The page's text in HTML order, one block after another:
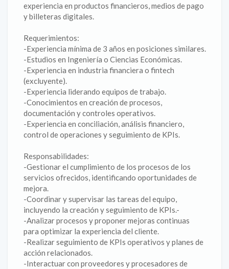
experiencia en productos financieros, medios de pago
y billeteras digitales.
Requerimientos:
-Experiencia mínima de 3 años en posiciones similares.
-Estudios en Ingeniería o Ciencias Económicas.
-Experiencia en industria financiera o fintech
(excluyente).
-Experiencia liderando equipos de trabajo.
-Conocimientos en creación de procesos,
documentación y controles operativos.
-Experiencia en conciliación, análisis financiero,
control de operaciones y seguimiento de KPIs.
Responsabilidades:
-Gestionar el cumplimiento de los procesos de los
servicios ofrecidos, identificando oportunidades de
mejora.
-Coordinar y supervisar las tareas del equipo,
incluyendo la creación y seguimiento de KPIs.-
-Analizar procesos y proponer mejoras continuas
para optimizar la experiencia del cliente.
-Realizar seguimiento de KPIs operativos y planes de
acción relacionados.
-Interactuar con proveedores y procesadores de